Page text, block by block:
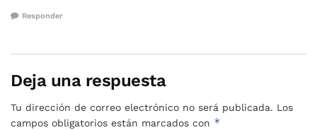
Responder
Deja una respuesta
Tu dirección de correo electrónico no será publicada. Los
campos obligatorios están marcados con *